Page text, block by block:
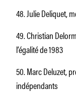
48. Julie Deliquet,
49. Christian
l’égalité de 1983
50. Marc Deluzet,
indépendants